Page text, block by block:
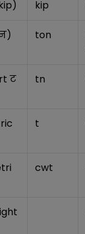
kip
ton
ट
tn
t
cwt